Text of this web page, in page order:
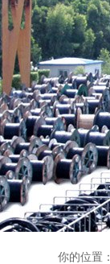
你的位置：